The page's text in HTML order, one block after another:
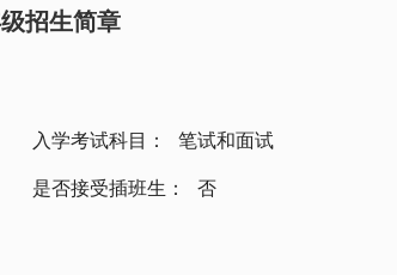
招生简章
入学考试科目： 笔试和面试
是否接受插班生： 否